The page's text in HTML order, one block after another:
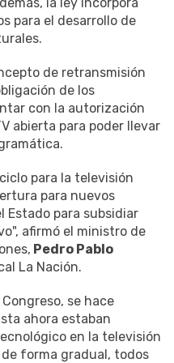
para el desarrollo de
de retransmisión
de los
con la autorización
abierta para poder llevar
para la televisión
para nuevos
Estado para subsidiar
afirmó el ministro de
Pedro Pablo
La Nación.
se hace
ahora estaban
en la televisión
forma gradual, todos